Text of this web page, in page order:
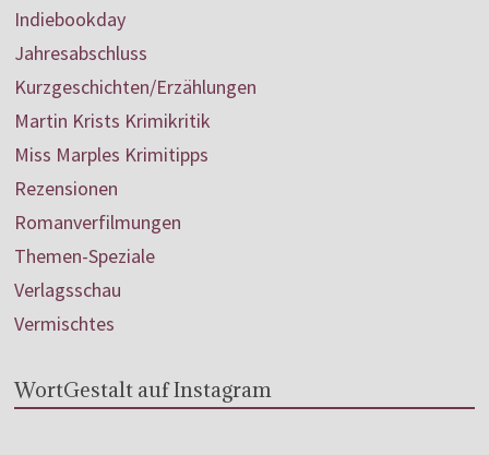
Indiebookday
Jahresabschluss
Kurzgeschichten/Erzählungen
Martin Krists Krimikritik
Miss Marples Krimitipps
Rezensionen
Romanverfilmungen
Themen-Speziale
Verlagsschau
Vermischtes
WortGestalt auf Instagram